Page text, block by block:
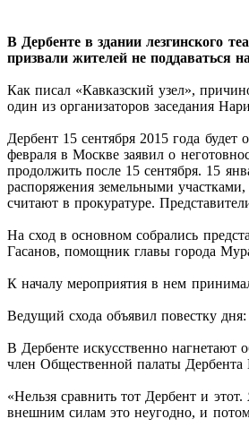
В Дербенте в здании лезгинского
призвали жителей не поддаваться
Как писал «Кавказский узел»,
один из организаторов заседания
Дербент 15 сентября 2015 года
февраля в Москве заявил о
продолжить после 15 сентября. 15
распоряжения земельными
считают в прокуратуре.
На сход в основном собрались
Гасанов, помощник главы города
К началу мероприятия в нем
Ведущий схода объявил повестку
В Дербенте искусственно нагнетают
член Общественной палаты
«Нельзя сравнить тот Дербент и
внешним силам это неугодно, и